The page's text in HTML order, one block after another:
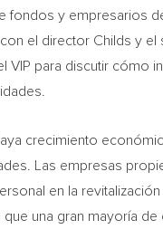
fondos y empresarios
el director Childs y el
VIP para discutir cómo
crecimiento
Las empresas
en la
una gran mayoría de